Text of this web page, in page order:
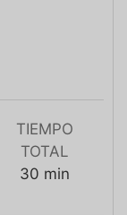
TIEMPO
TOTAL
30 min